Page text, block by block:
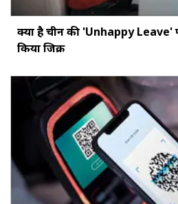
क्या है चीन की 'Unhappy Leave'
किया जिक्र